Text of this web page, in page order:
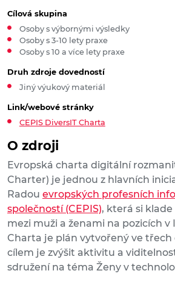
O zdroji
Evropská charta digitální
Charter) je jednou z hlavních
Radou evropských profesních
společností (CEPIS), která si
mezi muži a ženami na pozicích v
Charta je plán vytvořený ve třech
cílem je zvýšit aktivitu a
sdružení na téma Ženy v
Cílová skupina
Osoby s výbornými výsledky
Osoby s 3-10 lety praxe
Osoby s 10 a více lety praxe
Druh zdroje dovedností
Jiný výukový materiál
Link/webové stránky
CEPIS DiversIT Charta